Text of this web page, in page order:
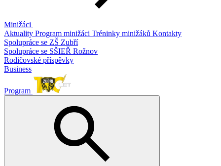
Minižáci
Aktuality Program minižáci Tréninky minižáků Kontakty
Spolupráce se ZŠ Zubří
Spolupráce se SŠIEŘ Rožnov
Rodičovské příspěvky
Business
Program